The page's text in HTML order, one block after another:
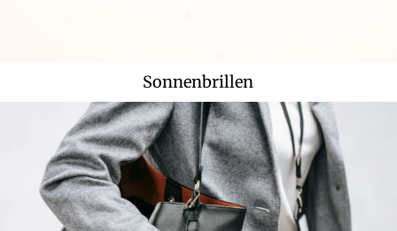
ALLE TASCHEN SHOPPEN
Sonnenbrillen
Taschen